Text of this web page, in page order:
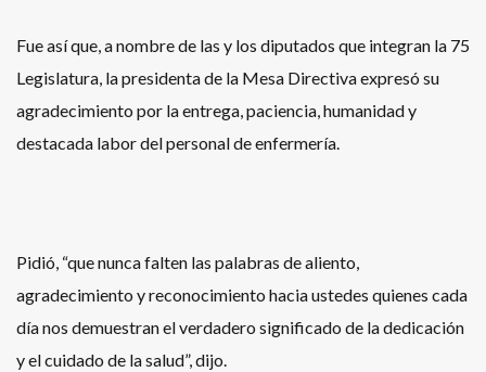
Fue así que, a nombre de las y los diputados que integran la 75
Legislatura, la presidenta de la Mesa Directiva expresó su
agradecimiento por la entrega, paciencia, humanidad y
destacada labor del personal de enfermería.
Pidió, “que nunca falten las palabras de aliento,
agradecimiento y reconocimiento hacia ustedes quienes cada
día nos demuestran el verdadero significado de la dedicación
y el cuidado de la salud”, dijo.